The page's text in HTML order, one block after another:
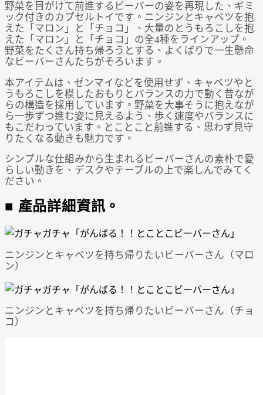
野菜を目がけて前進するビーバーの姿を再現した、ギミ
ック付きのカプセルトイです。ニンジンとキャベツを抱
えた「マロン」と「チョコ」、大量のとうもろこしを抱
えた「マロン」と「チョコ」の全4種をラインアップ。
野菜をたくさん持ち帰ろうとする、よくばりで一生懸命
なビーバーさんたちがそろいます。
本アイテムは、ゼンマイなどを使用せず、キャベツやと
うもろこしを模したおもりとバランスの力で動く昔なが
らの構造を採用しています。野菜を大事そうに抱えなが
ら一歩ずつ進む姿に見えるよう、歩く速度やバランスに
もこだわっています。とことこと前進する、思わず見守
りたくなる動きも魅力です。
シンプルな仕組みから生まれるビーバーさんの素朴で愛
らしい動きを、デスクやテーブルの上で楽しんでみてく
ださい。
■ 產品詳細資訊。
ニンジンとキャベツを持ち帰りたいビーバーさん（マロ
ン）
ニンジンとキャベツを持ち帰りたいビーバーさん（チョ
コ）